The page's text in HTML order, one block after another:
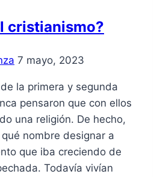
cristianismo?
7 mayo, 2023
la primera y segunda
pensaron que con ellos
una religión. De hecho,
nombre designar a
que iba creciendo de
Todavía vivían